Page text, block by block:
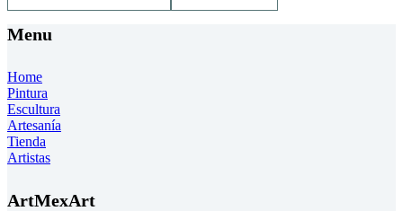
Menu
Home
Pintura
Escultura
Artesanía
Tienda
Artistas
ArtMexArt